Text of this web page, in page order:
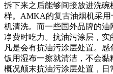
拆下来之后能够间接放进洗
样。AMKA的复古油烟机采
机清洗。而一些国外品牌的
净费时吃力。抗油污涂层，
凡是会有抗油污涂层处置。
饭用湿布一擦就清洁，不会
概况颠末抗油污涂层处置，